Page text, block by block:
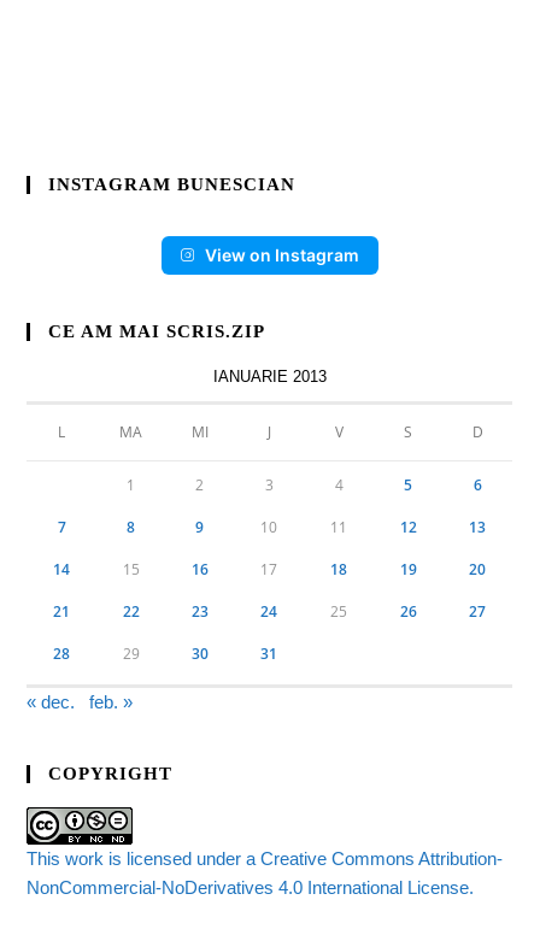
INSTAGRAM BUNESCIAN
View on Instagram
CE AM MAI SCRIS.ZIP
IANUARIE 2013
L MA MI J V S D
1 2 3 4 5 6
7 8 9 10 11 12 13
14 15 16 17 18 19 20
21 22 23 24 25 26 27
28 29 30 31
« dec. feb. »
COPYRIGHT
This work is licensed under a Creative Commons Attribution-
NonCommercial-NoDerivatives 4.0 International License.